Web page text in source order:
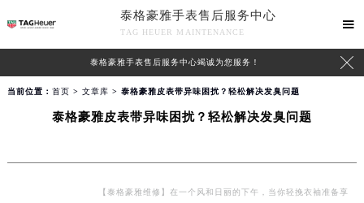
泰格豪雅手表售后服务中心
TAG HEUER MAINTENANCE

泰格豪雅手表售后服务中心竭诚为您服务！ 
当前位置： 首页 > 文章库 > 泰格豪雅皮表带异味困扰？轻松解决发臭问题
泰格豪雅皮表带异味困扰？轻松解决发臭问题
【泰格豪雅维修】在一个风和日丽的下午，当你轻挽衣袖准备享